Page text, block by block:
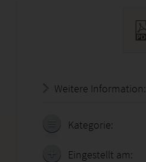
Weitere Information:
Kategorie:
Eingestellt am: